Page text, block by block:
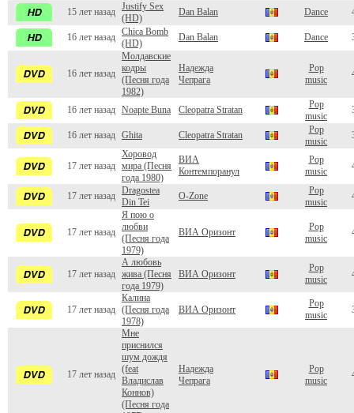
15 лет назад
Justify Sex
(HD)
Dan Balan Dance
16 лет назад
Chica Bomb
(HD)
Dan Balan Dance
16 лет назад
Молдавские
кодры
(Песня года
1982)
Надежда
Чепрага
Pop
music
16 лет назад Noapte Buna Cleopatra Stratan
Pop
music
16 лет назад Ghita Cleopatra Stratan
Pop
music
17 лет назад
Хоровод
мира (Песня
года 1980)
ВИА
Контемпоранул
Pop
music
17 лет назад
Dragostea
Din Tei
O-Zone
Pop
music
17 лет назад
Я пою о
любви
(Песня года
1979)
ВИА Оризонт
Pop
music
17 лет назад
А любовь
жива (Песня
года 1979)
ВИА Оризонт
Pop
music
17 лет назад
Калина
(Песня года
1978)
ВИА Оризонт
Pop
music
17 лет назад
Мне
приснился
шум дождя
(feat
Владислав
Коннов)
(Песня года
Надежда
Чепрага
Pop
music